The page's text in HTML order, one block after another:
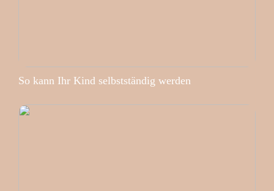
So kann Ihr Kind selbstständig werden